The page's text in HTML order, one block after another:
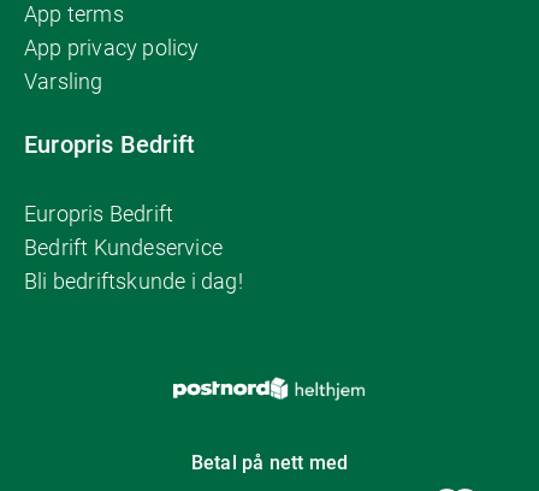
App terms
App privacy policy
Varsling
Europris Bedrift
Europris Bedrift
Bedrift Kundeservice
Bli bedriftskunde i dag!
Betal på nett med